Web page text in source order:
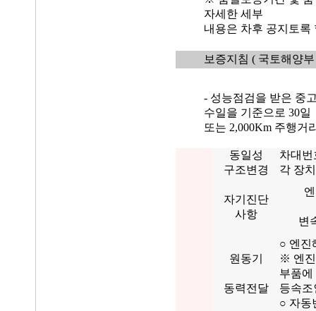
자세한 세부
내용은 차후 공지토록
보증지침 ( 국토해양
- 성능점검을 받은 중
수일을 기준으로 30일
또는 2,000Km 주행거
동일성
차대
구조변경
각 장
자기진단
사항
변
원동기
○ 엔진
※ 엔진
부품에
동력전달
등속조
○ 자동